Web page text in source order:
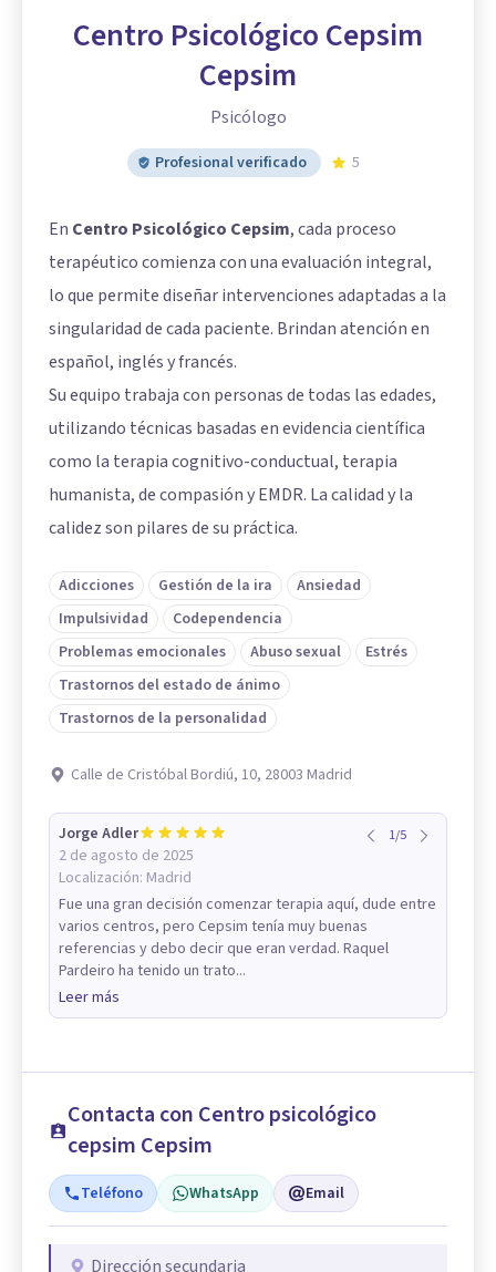
Centro Psicológico Cepsim
Cepsim
Psicólogo
Profesional verificado 5
En Centro Psicológico Cepsim, cada proceso
terapéutico comienza con una evaluación integral,
lo que permite diseñar intervenciones adaptadas a la
singularidad de cada paciente. Brindan atención en
español, inglés y francés.
Su equipo trabaja con personas de todas las edades,
utilizando técnicas basadas en evidencia científica
como la terapia cognitivo-conductual, terapia
humanista, de compasión y EMDR. La calidad y la
calidez son pilares de su práctica.
Adicciones Gestión de la ira
Ansiedad
Impulsividad
Codependencia
Problemas emocionales
Abuso sexual
Estrés
Trastornos del estado de ánimo
Trastornos de la personalidad
Calle de Cristóbal Bordiú, 10, 28003 Madrid
Jorge Adler
2 de agosto de 2025
Localización: Madrid
1/5
Fue una gran decisión comenzar terapia aquí, dude entre
varios centros, pero Cepsim tenía muy buenas
referencias y debo decir que eran verdad. Raquel
Pardeiro ha tenido un trato...
Leer más
Contacta con Centro psicológico
cepsim Cepsim
Teléfono WhatsApp Email
Dirección secundaria